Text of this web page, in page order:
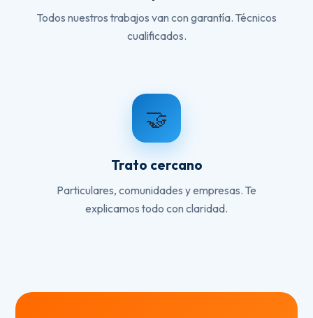
Todos nuestros trabajos van con garantía. Técnicos
cualificados.
🤝
Trato cercano
Particulares, comunidades y empresas. Te
explicamos todo con claridad.